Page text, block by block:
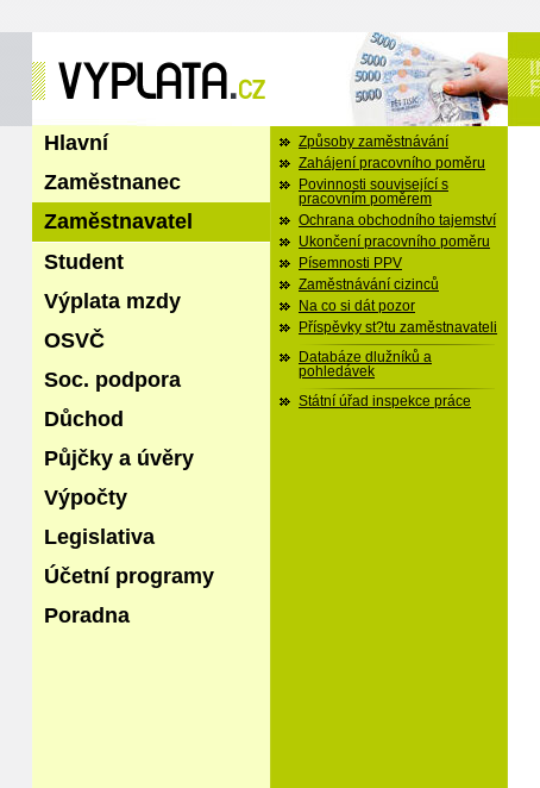
Hlavní
Zaměstnanec
Zaměstnavatel
Student
Výplata mzdy
OSVČ
Soc. podpora
Důchod
Půjčky a úvěry
Výpočty
Legislativa
Účetní programy
Poradna
Způsoby zaměstnávání
Zahájení pracovního poměru
Povinnosti související s
pracovním poměrem
Ochrana obchodního tajemství
Ukončení pracovního poměru
Písemnosti PPV
Zaměstnávání cizinců
Na co si dát pozor
Příspěvky st?tu zaměstnavateli
Databáze dlužníků a
pohledávek
Státní úřad inspekce práce